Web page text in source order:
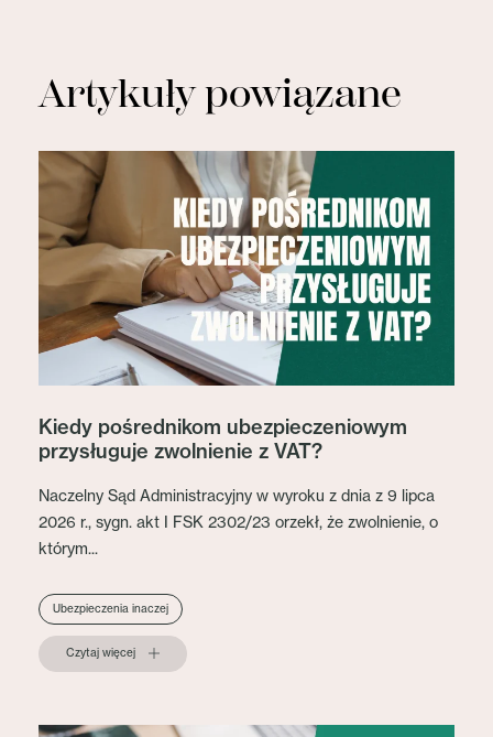
Artykuły powiązane
Kiedy pośrednikom ubezpieczeniowym
przysługuje zwolnienie z VAT?
Naczelny Sąd Administracyjny w wyroku z dnia z 9 lipca
2026 r., sygn. akt I FSK 2302/23 orzekł, że zwolnienie, o
którym...
Ubezpieczenia inaczej
Czytaj więcej